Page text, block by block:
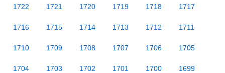
1722 1721 1720 1719 1718 1717
1716 1715 1714 1713 1712 1711
1710 1709 1708 1707 1706 1705
1704 1703 1702 1701 1700 1699